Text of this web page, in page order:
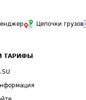
Цепочки грузов
ТАРИФЫ